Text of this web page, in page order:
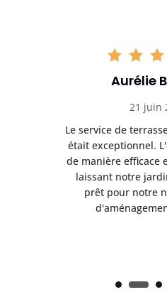
Aurélie
21 juin
Le service de
était exceptionnel.
de manière efficace
laissant notre
prêt pour notre